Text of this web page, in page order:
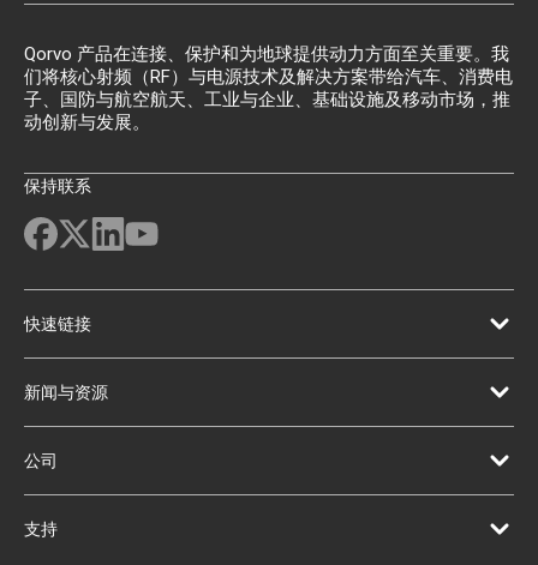
Qorvo 产品在连接、保护和为地球提供动力方面至关重要。我
们将核心射频（RF）与电源技术及解决方案带给汽车、消费电
子、国防与航空航天、工业与企业、基础设施及移动市场，推
动创新与发展。
保持联系
快速链接
新闻与资源
公司
支持